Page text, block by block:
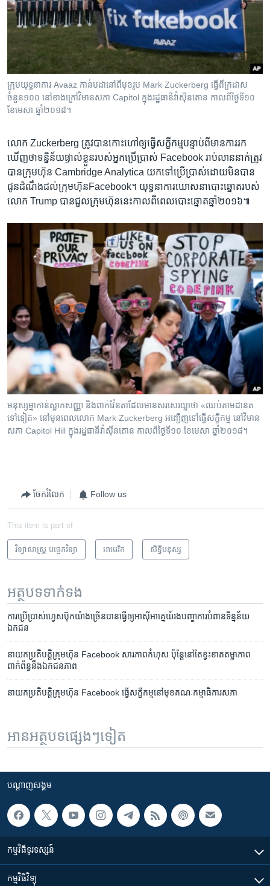
ក្រុម​យុទ្ធនាការ Avaaz កាន់​បដា​នៅ​ពី​មុខ​រូប​ Mark Zuckerberg ធ្វើ​ពី​ក្រដាស​
ចំនួន​១០០ នៅ​ខាង​ក្រៅ​វិមាន​សភា Capitol ក្នុង​រដ្ឋធានី​វ៉ាស៊ីនតោន កាលពី​ថ្ងៃទី១០
ខែមេសា ឆ្នាំ២០១៨។
លោក Zuckerberg ត្រូវ​បាន​កោះ​ហៅ​ឲ្យ​ធ្វើ​សក្ខីកម្ម​បន្ទាប់​ពី​មាន​ការ​រក​
ឃើញ​ថា​ទន្និន័យ​ផ្ទាល់ខ្លួន​របស់​អ្នកប្រើប្រាស់ Facebook រាប់លាននាក់​ត្រូវ​
បាន​ក្រុមហ៊ុន Cambridge Analytica យក​ទៅ​ប្រើប្រាស់​ដោយ​មិន​បាន​
ជូន​ដំណឹង​ដល់​ក្រុមហ៊ុន​Facebook។ យុទ្ធនាការ​ឃោសនា​បោះឆ្នោត​របស់​
លោក Trump បាន​ជួល​ក្រុមហ៊ុន​នេះកាល​ពី​ពេល​បោះឆ្នោត​ឆ្នាំ២០១៦៕
មនុស្ស​ម្នា​កាន់​ស្លាក​សញ្ញា និង​ពាក់​វ៉ែនតា​ដែល​មាន​សរសេរ​ឃ្លា​ថា «ឈប់​តាមដាន​ត​
ទៅ​ទៀត» នៅ​មុន​ពេល​លោក Mark Zuckerberg អញ្ជើញ​ទៅ​ធ្វើ​សក្ខីកម្ម​ នៅ​វិមាន​
សភា Capitol Hill ក្នុង​រដ្ឋធានី​វ៉ាស៊ីនតោន កាលពី​ថ្ងៃទី១០ ខែមេសា ឆ្នាំ២០១៨។
ចែករំលែក Follow us
This item is part of
វិទ្យាសាស្ត្រ បច្ចេកវិទ្យា អាមេរិក​ សិទ្ធិ​មនុស្ស
អត្ថបទ​ទាក់ទង
ការ​ប្រើប្រាស់​ហ្វេសប៊ុក​​យ៉ាង​ច្រើន​បាន​ធ្វើ​ឲ្យ​អាស៊ីអាគ្នេយ៍​រង​​បញ្ហា​ការ​បំពាន​​ទិន្នន័យ​
ឯកជន
នាយក​ប្រតិបត្តិ​ក្រុមហ៊ុន Facebook សារភាព​កំហុស ប៉ុន្តែ​នៅ​តែ​ខ្វះខាត​តម្លាភាព​
ពាក់ព័ន្ធ​នឹង​ឯកជនភាព
នាយក​ប្រតិបត្តិ​ក្រុមហ៊ុន Facebook ធ្វើ​សក្ខីកម្ម​នៅ​មុខ​គណៈកម្មាធិការ​សភា
អានអត្ថបទផ្សេងៗទៀត
បណ្តាញ​សង្គម
កម្មវិធី​ទូរទស្សន៍
កម្មវិធី​វិទ្យុ